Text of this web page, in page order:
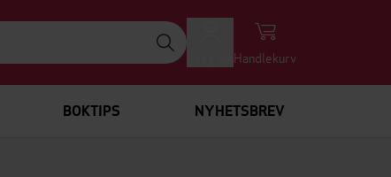
Handlekurv
BOKTIPS NYHETSBREV